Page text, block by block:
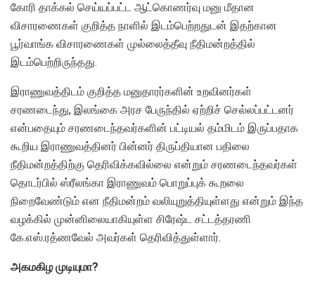
கோரி தாக்கல் செய்யப்பட்ட ஆட்கொணர்வு மனு மீதான
விசாரணைகள் குறித்த நாளில் இடம்பெற்றதுடன் இதற்கான
பூர்வாங்க விசாரணைகள் முல்லைத்தீவு நீதிமன்றத்தில்
இடம்பெற்றிருந்தது.
இராணுவத்திடம் குறித்த மனுதாரர்களின் உறவினர்கள்
சரணடைந்து, இலங்கை அரச பேருந்தில் ஏற்றிச் செல்லப்பட்டனர்
என்பதையும் சரணடைந்தவர்களின் பட்டியல் தம்மிடம் இருப்பதாக
கூறிய இராணுவத்தினர் பின்னர் திருப்தியான பதிலை
நீதிமன்றத்திற்கு தெரிவிக்கவில்லை என்றும் சரணடைந்தவர்கள்
தொடர்பில் ஸ்ரீலங்கா இராணுவம் பொறுப்புக் கூறலை
நிறைவேண்டும் என நீதிமன்றம் வலியுறுத்தியுள்ளது என்றும் இந்த
வழக்கில் முன்னிலையாகியுள்ள சிரேஷ்ட சட்டத்தரணி
கே.எஸ்.ரத்ணவேல் அவர்கள் தெரிவித்துள்ளார்.
அகமகிழ முடியுமா?